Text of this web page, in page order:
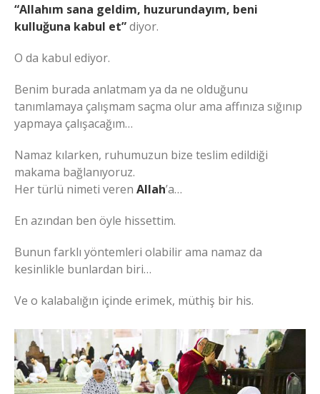
“Allahım sana geldim, huzurundayım, beni
kulluğuna kabul et”diyor.
O da kabul ediyor.
Benim burada anlatmam ya da ne olduğunu
tanımlamaya çalışmam saçma olur ama affınıza sığınıp
yapmaya çalışacağım…
Namaz kılarken, ruhumuzun bize teslim edildiği
makama bağlanıyoruz.
Her türlü nimeti veren Allah’a…
En azından ben öyle hissettim.
Bunun farklı yöntemleri olabilir ama namaz da
kesinlikle bunlardan biri…
Ve o kalabalığın içinde erimek, müthiş bir his.